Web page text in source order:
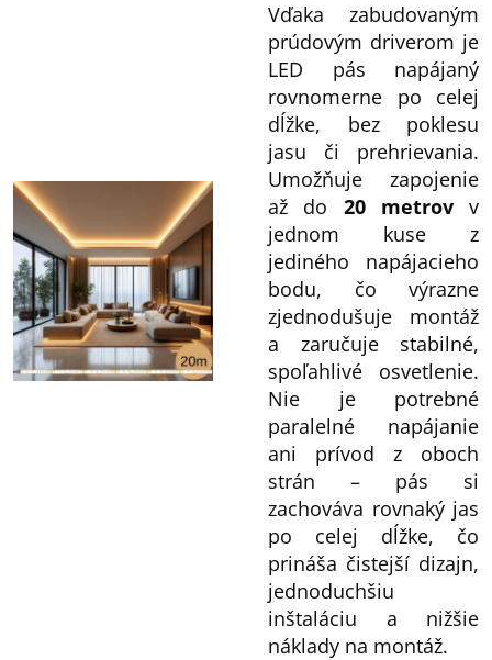
Vďaka zabudovaným
prúdovým driverom je
LED pás napájaný
rovnomerne po celej
dĺžke, bez poklesu
jasu či prehrievania.
Umožňuje zapojenie
až do 20 metrovv
jednom kuse z
jediného napájacieho
bodu, čo výrazne
zjednodušuje montáž
a zaručuje stabilné,
spoľahlivé osvetlenie.
Nie je potrebné
paralelné napájanie
ani prívod z oboch
strán – pás si
zachováva rovnaký jas
po celej dĺžke, čo
prináša čistejší dizajn,
jednoduchšiu
inštaláciu a nižšie
náklady na montáž.